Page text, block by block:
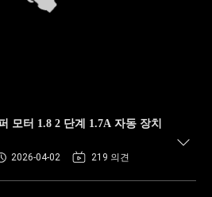
모터 1.8 2 단계 1.7A 자동 장치
2026-04-02 219 의견